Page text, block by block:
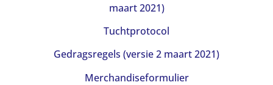
maart 2021)
Tuchtprotocol
Gedragsregels (versie 2 maart 2021)
Merchandiseformulier